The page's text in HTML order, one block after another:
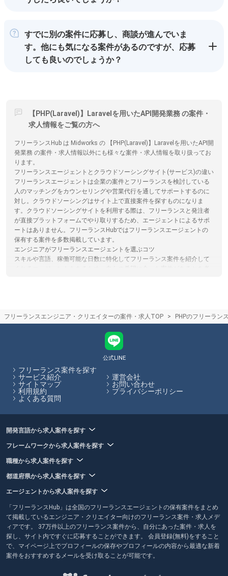
すでに別の案件に応募し、商談が進んでいま
す。他にも気になる案件があるのですが、応募
しても良いのでしょうか？
【PHP(Laravel)】Laravelを用いたAPI開発業務 の案件・
求人情報をご覧の方へ
フリーランスHub は Midworks の 【PHP(Laravel)】Laravelを用いたAPI開
発業務 の案件・求人情報以外にも様々な案件・求人情報を取り扱ってお
ります。
フリーランスエージェントとクラウドソーシングサイト(サービス)の違い
フリーランスエージェントは企業の案件とフリーランスを検討している
人のマッチングをカウンセリングや営業代行を通してサポートするのに
対し。クラウドソーシングはサイト上で直接案件を探すものになりま
す。クラウドソーシングサイトを利用する際は、フリーランスと発注者
が直接プラットフォームでやり取りするため、エージェントによるサポ
ートはありません。フリーランスHubではフリーランスエージェントの
保有する案件を多数掲載しています。
エンジニアがフリーランスエージェントを選ぶコツ
スキルや言語、稼働可能な日数に特化してフリーランス案件を紹介して
を紹介してくれるの？
ジェントでもリモート/在宅案件を取り扱っております。ただ常駐案件が
多いエージェントやリモート案件が多いエージェントなど、エージェン
トによって特徴がありますので、リモート案件に強いエージェントを選
ぶのがおすすめです。フリーランスHubでは、各エージェントのサービ
ス内容やその比較をサイト内で行うことができます。
フリーランスHubはお客様のフリーランス案件探しを最大限サポートし
ていきます。
フリーランスエンジニア・クリエイターの案件・求人TOP PHPのフリーラン
公式LINE
フリーランス案件を探す
サービス紹介
運営会社
サイトマップ
お問い合わせ
利用規約
プライバシーポリシー
よくある質問
開発言語から求人案件を探す
フレームワークから求人案件を探す
職種から求人案件を探す
都道府県から求人案件を探す
エージェントから求人案件を探す
「フリーランスHub」は全国のフリーランスエージェントの保有案件をまとめ
て掲載しているエンジニア・クリエイター向けのフリーランス案件・求人メデ
ィアです。 37万件以上のフリーランス案件から、自分にあった案件・求人を
探し、サイト内ですぐに応募することができます。 会員登録(無料)をすること
で、マイページ上でプロフィールの保存やプロフィールの内容から最適な新着
案件をおすすめするメールを受け取ることが可能です。